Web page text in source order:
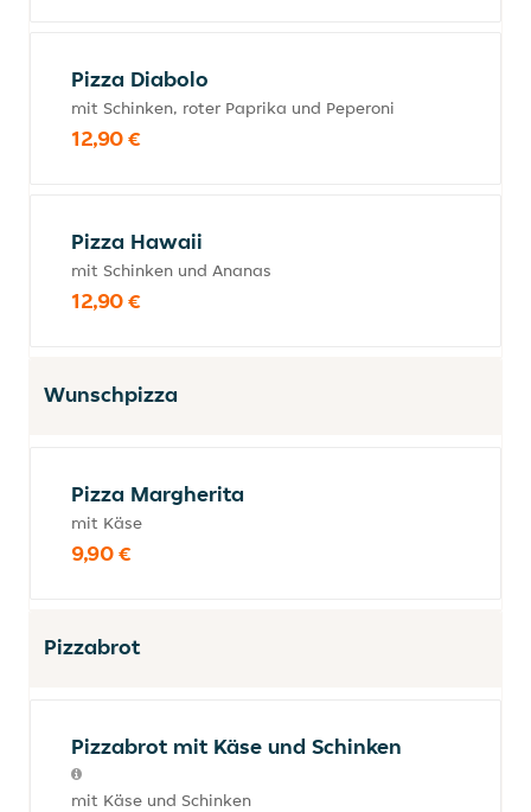
Pizza Diabolo
mit Schinken, roter Paprika und Peperoni
12,90 €
Pizza Hawaii
mit Schinken und Ananas
12,90 €
Wunschpizza
Pizza Margherita
mit Käse
9,90 €
Pizzabrot
Pizzabrot mit Käse und Schinken
mit Käse und Schinken